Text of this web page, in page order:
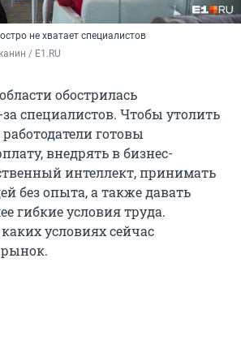
не хватает специалистов
/ E1.RU
обострилась
специалистов. Чтобы утолить
готовы
внедрять в бизнес-
интеллект, принимать
без опыта, а также давать
гибкие условия труда.
условиях сейчас
рынок.